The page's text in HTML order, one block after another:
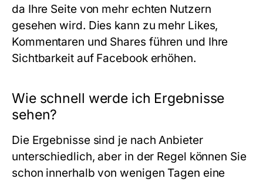
da Ihre Seite von mehr echten Nutzern
gesehen wird. Dies kann zu mehr Likes,
Kommentaren und Shares führen und Ihre
Sichtbarkeit auf Facebook erhöhen.
Wie schnell werde ich Ergebnisse
sehen?
Die Ergebnisse sind je nach Anbieter
unterschiedlich, aber in der Regel können Sie
schon innerhalb von wenigen Tagen eine